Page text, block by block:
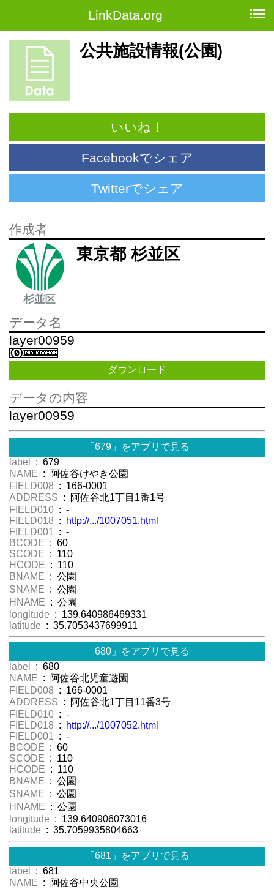
LinkData.org
公共施設情報(公園)
いいね！
Facebookでシェア
Twitterでシェア
作成者
東京都 杉並区
データ名
layer00959
ダウンロード
データの内容
layer00959
「679」をアプリで見る
label
: 679
NAME : 阿佐谷けやき公園
FIELD008 : 166-0001
ADDRESS : 阿佐谷北1丁目1番1号
FIELD010 : -
FIELD018 :
http://.../1007051.html
FIELD001 : -
BCODE : 60
SCODE : 110
HCODE : 110
BNAME : 公園
SNAME : 公園
HNAME : 公園
longitude : 139.640986469331
latitude : 35.7053437699911
「680」をアプリで見る
label
: 680
NAME : 阿佐谷北児童遊園
FIELD008 : 166-0001
ADDRESS : 阿佐谷北1丁目11番3号
FIELD010 : -
FIELD018 :
http://.../1007052.html
FIELD001 : -
BCODE : 60
SCODE : 110
HCODE : 110
BNAME : 公園
SNAME : 公園
HNAME : 公園
longitude : 139.640906073016
latitude : 35.7059935804663
「681」をアプリで見る
label
: 681
NAME : 阿佐谷中央公園